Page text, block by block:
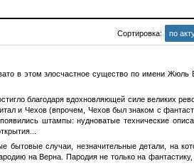
Сортировка: по
в этом злосчастное существо по имени
благодаря вдохновляющей силе великих
и Чехов (впрочем, Чехов был знаком с
штампы: нудноватые технические
случаи, незначительные детали, на
на Верна. Пародия не только на